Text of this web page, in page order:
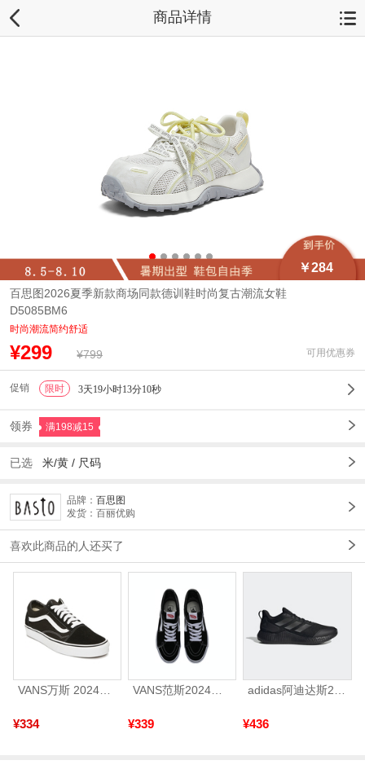
商品详情
￥284
百思图2026夏季新款商场同款德训鞋时尚复古潮流女鞋
D5085BM6
时尚潮流简约舒适
¥299 ¥799 可用优惠券
促销 限时 3天19小时13分09秒
领券 满198减15
已选 米/黄 / 尺码
品牌： 百思图
发货：百丽优购
喜欢此商品的人还买了
VANS万斯 2024年新款中性OldSkool帆布鞋/硫化鞋VN000D3HY28（延续款）
¥334
VANS范斯2024中性SK8-HiCL帆布鞋/硫化鞋VN000D5IB8C
¥339
adidas阿迪达斯2025中性edge gamedaySPW FTW-跑步GW2499
¥436